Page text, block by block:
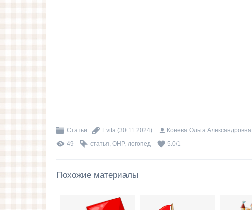
Статьи Evita (30.11.2024)
Конева Ольга Александровна
49
статья, ОНР, логопед 5.0/1
Похожие материалы